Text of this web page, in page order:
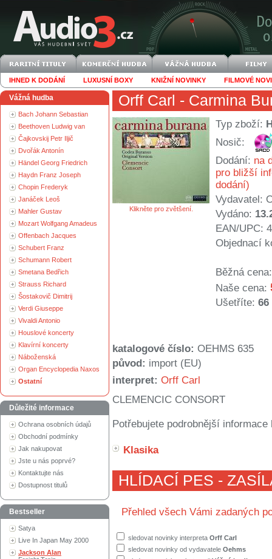
IHNED K DODÁNÍ LUXUSNÍ BOXY KNIŽNÍ NOVINKY FILMOVÉ
Vážná hudba
Bach Johann Sebastian
Beethoven Ludwig van
Čajkovskij Petr Iljič
Dvořák Antonín
Händel Georg Friedrich
Haydn Franz Joseph
Chopin Frederyk
Janáček Leoš
Mahler Gustav
Mozart Wolfgang Amadeus
Offenbach Jacques
Schubert Franz
Schumann Robert
Smetana Bedřich
Strauss Richard
Šostakovič Dimitrij
Verdi Giuseppe
Vivaldi Antonio
Houslové koncerty
Klavírní koncerty
Náboženská
Organ Encyclopedia Naxos
Ostatní
Důležité informace
Ochrana osobních údajů
Obchodní podmínky
Jak nakupovat
Jste u nás poprvé?
Kontaktujte nás
Dostupnost titulů
Bestseller
Satya
Live In Japan May 2000
Jackson Alan
Orff Carl - Carmina
Klikněte pro zvětšení.
Typ zboží:
Nosič:
Dodání: na
pro bližší
dodání)
Vydavatel:
Vydáno:
EAN/UPC:
Objednací
Běžná cena:
Naše cena:
Ušetříte: 66
katalogové číslo: OEHMS 635
původ: import (EU)
interpret: Orff Carl
CLEMENCIC CONSORT
Potřebujete podrobnější
Klasika
HLÍDACÍ PES -
Přehled všech Vámi zadaných
sledovat novinky interpreta Orff Carl
sledovat novinky od vydavatele Oehms